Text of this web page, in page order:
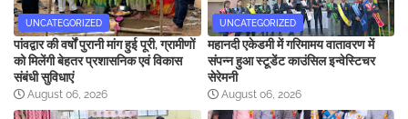
UNCATEGORIZED
पांवद्वार की वर्षों पुरानी मांग हुई पूरी, ग्रामीणों
को मिलेंगी बेहतर प्रशासनिक एवं विकास
संबंधी सुविधाएं
August 06, 2026
UNCATEGORIZED
महानदी एकेडमी में गरिमामय वातावरण में
संपन्न हुआ स्टूडेंट काउंसिल इन्वेस्टिचर
सेरेमनी
August 06, 2026